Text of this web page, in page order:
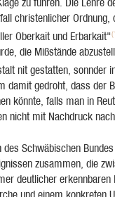
christenlicher Ordnung,
Oberkait und Erbarkait"
die Mißstände
nit gestatten, sonnder
damit gedroht, dass der
könnte, falls man in
nicht mit Nachdruck
Schwäbischen
zusammen, die
deutlicher erkennbaren